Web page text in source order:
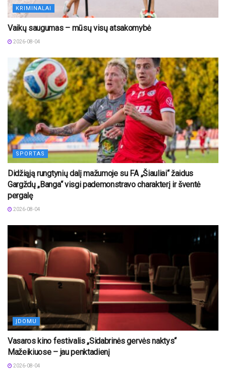
KRIMINALAI
Vaikų saugumas – mūsų visų atsakomybė
2026-08-04
SPORTAS
Didžiąją rungtynių dalį mažumoje su FA „Šiauliai“ žaidus
Gargždų „Banga“ visgi pademonstravo charakterį ir šventė
pergalę
2026-08-04
ĮDOMU
Vasaros kino festivalis „Sidabrinės gervės naktys“
Mažeikiuose – jau penktadienį
2026-08-04